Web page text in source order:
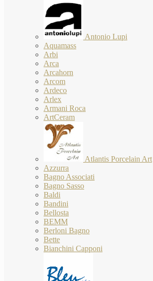
Antonio Lupi
Aquamass
Arbi
Arca
Arcahorn
Arcom
Ardeco
Arlex
Armani Roca
ArtCeram
Atlantis Porcelain Art
Azzurra
Bagno Associati
Bagno Sasso
Baldi
Bandini
Bellosta
BEMM
Berloni Bagno
Bette
Bianchini Capponi